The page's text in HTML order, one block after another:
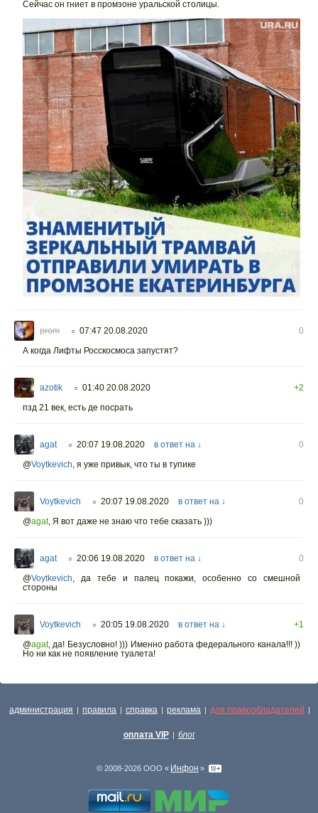
Сейчас он гниет в промзоне уральской столицы.
prom ○ 07:47 20.08.2020
0
А когда Лифты Росскосмоса запустят?
azotik ○ 01:40 20.08.2020
+2
пзд 21 век, есть де посрать
agat ○ 20:07 19.08.2020 в ответ на ↓
0
@Voytkevich, я уже привык, что ты в тупике
Voytkevich ○ 20:07 19.08.2020 в ответ на ↓
0
@agat, Я вот даже не знаю что тебе сказать )))
agat ○ 20:06 19.08.2020 в ответ на ↓
0
@Voytkevich, да тебе и палец покажи, особенно со смешной
стороны
Voytkevich ○ 20:05 19.08.2020 в ответ на ↓
+1
@agat, да! Безусловно! ))) Именно работа федерального канала!!! ))
Но ни как не появление туалета!
администрация | правила | справка | реклама | для правообладателей |
оплата VIP | блог
© 2008-2026 ООО « Инфон »